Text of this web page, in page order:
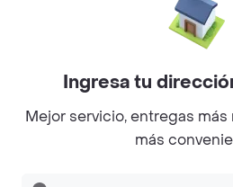
Sobre RappiIngresa tu
Mejor servicio, entregas
más